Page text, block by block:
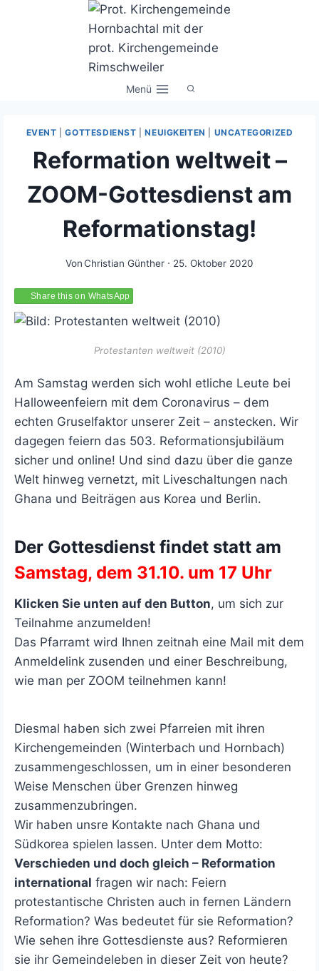
Menü
EVENT |GOTTESDIENST |NEUIGKEITEN UNCATEGORIZED
Reformation weltweit –
ZOOM-Gottesdienst am
Reformationstag!
VonChristian Günther 25. Oktober 2020
Share this on WhatsApp
Protestanten weltweit (2010)
Am Samstag werden sich wohl etliche Leute bei
Halloweenfeiern mit dem Coronavirus – dem
echten Gruselfaktor unserer Zeit – anstecken. Wir
dagegen feiern das 503. Reformationsjubiläum
sicher und online! Und sind dazu über die ganze
Welt hinweg vernetzt, mit Liveschaltungen nach
Ghana und Beiträgen aus Korea und Berlin.
Der Gottesdienst findet statt am
Samstag, dem 31.10. um 17 Uhr
Klicken Sie unten auf den Button, um sich zur
Teilnahme anzumelden!
Das Pfarramt wird Ihnen zeitnah eine Mail mit dem
Anmeldelink zusenden und einer Beschreibung,
wie man per ZOOM teilnehmen kann!
Diesmal haben sich zwei Pfarreien mit ihren
Kirchengemeinden (Winterbach und Hornbach)
zusammengeschlossen, um in einer besonderen
Weise Menschen über Grenzen hinweg
zusammenzubringen.
Wir haben unsre Kontakte nach Ghana und
Südkorea spielen lassen. Unter dem Motto:
Verschieden und doch gleich – Reformation
international fragen wir nach: Feiern
protestantische Christen auch in fernen Ländern
Reformation? Was bedeutet für sie Reformation?
Wie sehen ihre Gottesdienste aus? Reformieren
sie ihr Gemeindeleben in dieser Zeit von heute?